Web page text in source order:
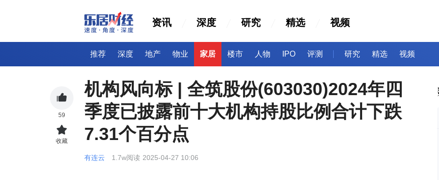
资讯 深度 研究 精选 视频
推荐 深度 地产 物业 家居 楼市 人物 IPO 评测 研究 精选 视频
机构风向标 | 全筑股份(603030)2024年四
季度已披露前十大机构持股比例合计下跌
7.31个百分点
有连云 1.7w阅读 2025-04-27 10:06
59
收藏